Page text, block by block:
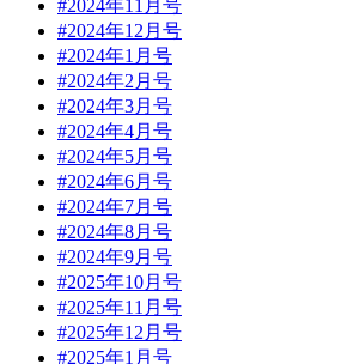
#2024年11月号
#2024年12月号
#2024年1月号
#2024年2月号
#2024年3月号
#2024年4月号
#2024年5月号
#2024年6月号
#2024年7月号
#2024年8月号
#2024年9月号
#2025年10月号
#2025年11月号
#2025年12月号
#2025年1月号